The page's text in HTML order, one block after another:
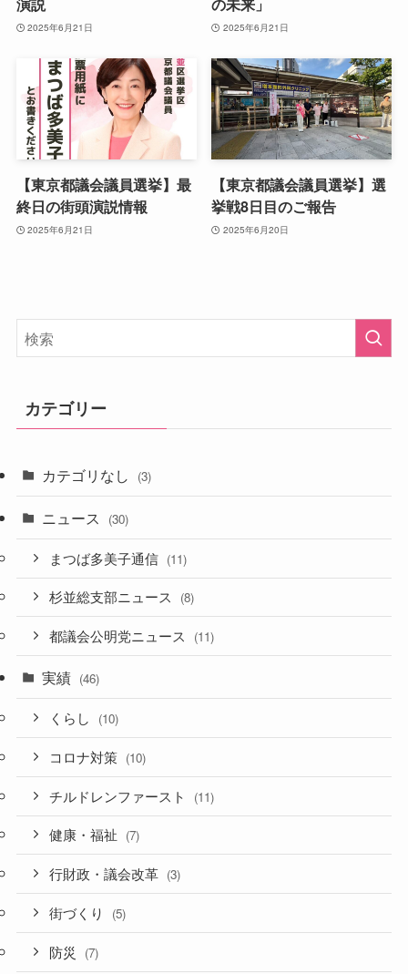
2025年6月21日 2025年6月21日
【東京都議会議員選挙】最
終日の街頭演説情報
2025年6月21日
【東京都議会議員選挙】選
挙戦8日目のご報告
2025年6月20日
カテゴリー
カテゴリなし (3)
ニュース (30)
まつば多美子通信 (11)
杉並総支部ニュース (8)
都議会公明党ニュース (11)
実績 (46)
くらし (10)
コロナ対策 (10)
チルドレンファースト (11)
健康・福祉 (7)
行財政・議会改革 (3)
街づくり (5)
防災 (7)